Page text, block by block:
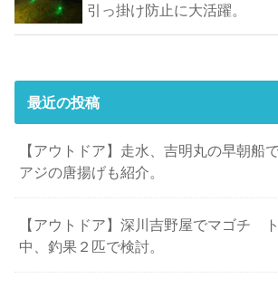
引っ掛け防止に大活躍。
最近の投稿
【アウトドア】走水、吉明丸の早朝船
アジの唐揚げも紹介。
【アウトドア】深川吉野屋でマゴチ
中、釣果２匹で検討。